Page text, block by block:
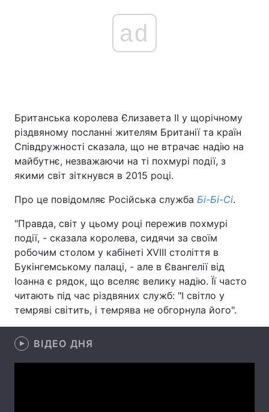
Економіка Світ
Спорт Наука
Техно і зв'язок Лайт
Зброя Інциденти
Здоров'я
ad
Британська королева Єлизавета II у щорічному
різдвяному посланні жителям Британії та країн
Співдружності сказала, що не втрачає надію на
майбутнє, незважаючи на ті похмурі події, з
якими світ зіткнувся в 2015 році.
Про це повідомляє Російська служба Бі-Бі-Сі.
"Правда, світ у цьому році пережив похмурі
події, - сказала королева, сидячи за своїм
робочим столом у кабінеті XVIII століття в
Букінгемському палаці, - але в Євангелії від
Іоанна є рядок, що вселяє велику надію. Її часто
читають під час різдвяних служб: "І світло у
темряві світить, і темрява не обгорнула його".
ВІДЕО ДНЯ